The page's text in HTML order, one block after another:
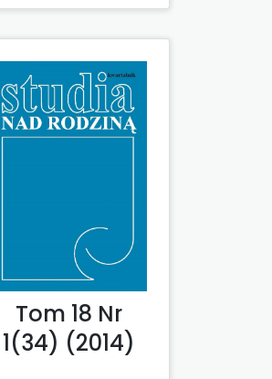
Tom 18 Nr
1(34) (2014)